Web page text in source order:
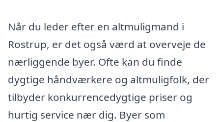
Når du leder efter en altmuligmand i
Rostrup, er det også værd at overveje de
nærliggende byer. Ofte kan du finde
dygtige håndværkere og altmuligfolk, der
tilbyder konkurrencedygtige priser og
hurtig service nær dig. Byer som